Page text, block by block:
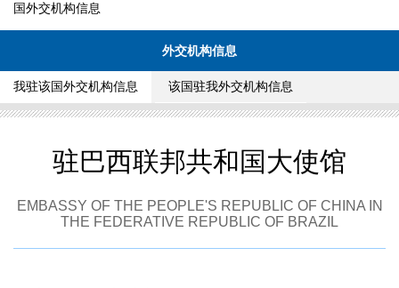
国外交机构信息
外交机构信息
我驻该国外交机构信息 该国驻我外交机构信息
驻巴西联邦共和国大使馆
EMBASSY OF THE PEOPLE'S REPUBLIC OF CHINA IN
THE FEDERATIVE REPUBLIC OF BRAZIL